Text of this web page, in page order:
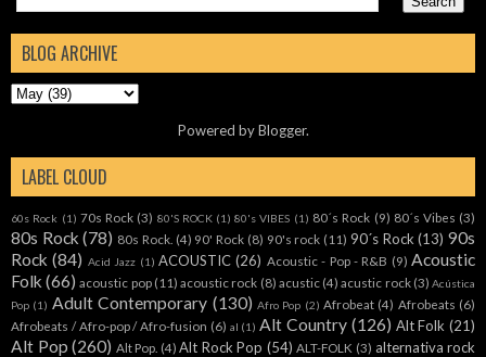
BLOG ARCHIVE
Powered byBlogger.
LABEL CLOUD
60s Rock (1) 70s Rock (3) 80'S ROCK (1) 80's VIBES (1) 80´s Rock (9) 80´s Vibes (3)
80s Rock (78) 80s Rock. (4) 90' Rock (8) 90's rock (11) 90´s Rock (13) 90s
Rock (84) Acid Jazz (1) ACOUSTIC (26) Acoustic - Pop - R&B (9) Acoustic
Folk (66) acoustic pop (11) acoustic rock (8) acustic (4) acustic rock (3) Acústica
Pop (1) Adult Contemporary (130) Afro Pop (2) Afrobeat (4) Afrobeats (6)
Afrobeats / Afro-pop / Afro-fusion (6) al (1) Alt Country (126) Alt Folk (21)
Alt Pop (260) Alt Pop. (4) Alt Rock Pop (54) ALT-FOLK (3) alternativa rock